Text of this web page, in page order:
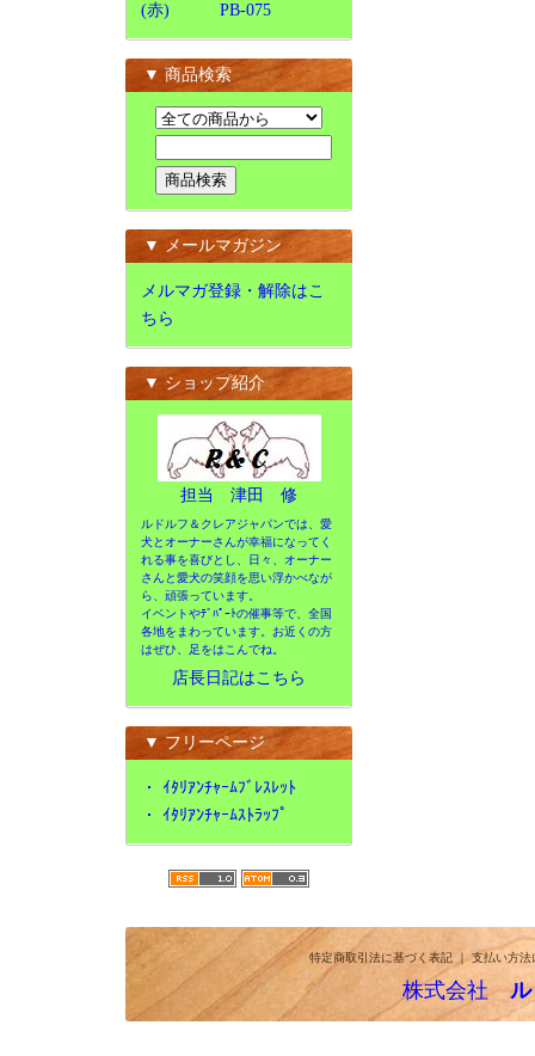
(赤) PB-075
▼ 商品検索
▼ メールマガジン
メルマガ登録・解除はこ
ちら
▼ ショップ紹介
担当 津田 修
ルドルフ＆クレアジャパンでは、愛
犬とオーナーさんが幸福になってく
れる事を喜びとし、日々、オーナー
さんと愛犬の笑顔を思い浮かべなが
ら、頑張っています。
イベントやﾃﾞﾊﾟｰﾄの催事等で、全国
各地をまわっています。お近くの方
はぜひ、足をはこんでね。
店長日記はこちら
▼ フリーページ
・ ｲﾀﾘｱﾝﾁｬｰﾑﾌﾞﾚｽﾚｯﾄ
・ ｲﾀﾘｱﾝﾁｬｰﾑｽﾄﾗｯﾌﾟ
特定商取引法に基づく表記｜支払い方法
株式会社